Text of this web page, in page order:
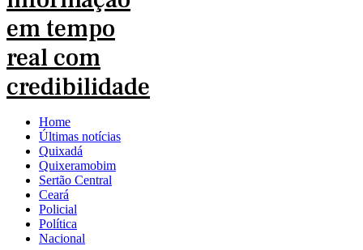
Home
Últimas notícias
Quixadá
Quixeramobim
Sertão Central
Ceará
Policial
Política
Nacional